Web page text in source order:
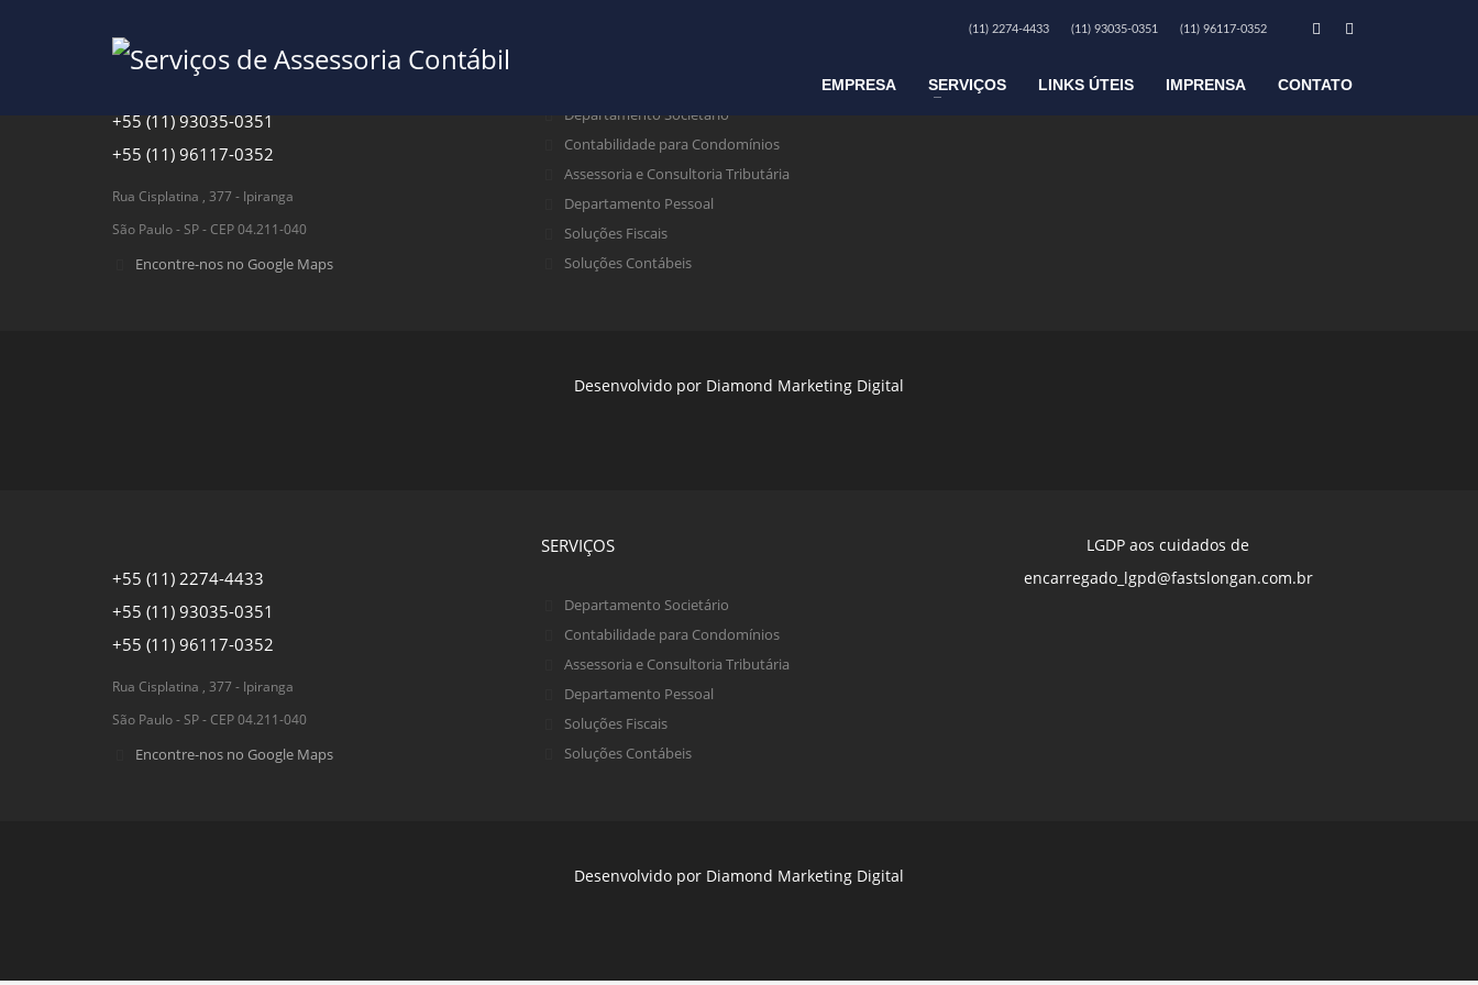
(11) 2274-4433 (11) 93035-0351 (11) 96117-0352
EMPRESA SERVIÇOS LINKS ÚTEIS IMPRENSA CONTATO
+55 (11) 93035-0351
+55 (11) 96117-0352
Rua Cisplatina , 377 - Ipiranga
São Paulo - SP - CEP 04.211-040
Encontre-nos no Google Maps
Departamento Societário
Contabilidade para Condomínios
Assessoria e Consultoria Tributária
Departamento Pessoal
Soluções Fiscais
Soluções Contábeis
encarregado_lgpd@fastslongan.com.br
Desenvolvido por Diamond Marketing Digital
+55 (11) 2274-4433
+55 (11) 93035-0351
+55 (11) 96117-0352
Rua Cisplatina , 377 - Ipiranga
São Paulo - SP - CEP 04.211-040
Encontre-nos no Google Maps
SERVIÇOS
Departamento Societário
Contabilidade para Condomínios
Assessoria e Consultoria Tributária
Departamento Pessoal
Soluções Fiscais
Soluções Contábeis
LGDP aos cuidados de
encarregado_lgpd@fastslongan.com.br
Desenvolvido por Diamond Marketing Digital